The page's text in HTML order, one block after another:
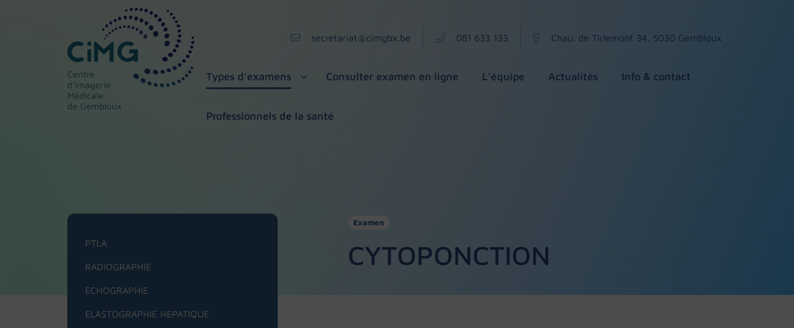
Types d’examens Consulter examen en ligne L’équipe Actualités Info & contact
Professionnels de la santé
secretariat@cimgbx.be 081 633 133 Chau. de Tirlemont 34, 5030 Gembloux
PTLA
RADIOGRAPHIE
ECHOGRAPHIE
ELASTOGRAPHIE HEPATIQUE
Examen
CYTOPONCTION